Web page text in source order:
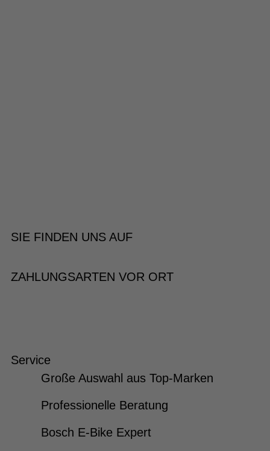
SIE FINDEN UNS AUF
ZAHLUNGSARTEN VOR ORT
Service
Große Auswahl aus Top-Marken
Professionelle Beratung
Bosch E-Bike Expert